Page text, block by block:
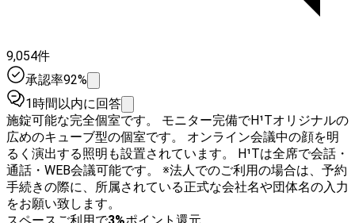
9,054件
承認率92%
1時間以内に回答
施錠可能な完全個室です。 モニター完備でH¹Tオリジナルの
広めのキューブ型の個室です。 オンライン会議中の顔を明
るく演出する照明も設置されています。 H¹Tは全席で会話・
通話・WEB会議可能です。 ※法人でのご利用の場合は、予約
手続きの際に、所属されている正式な会社名や団体名の入力
をお願い致します。